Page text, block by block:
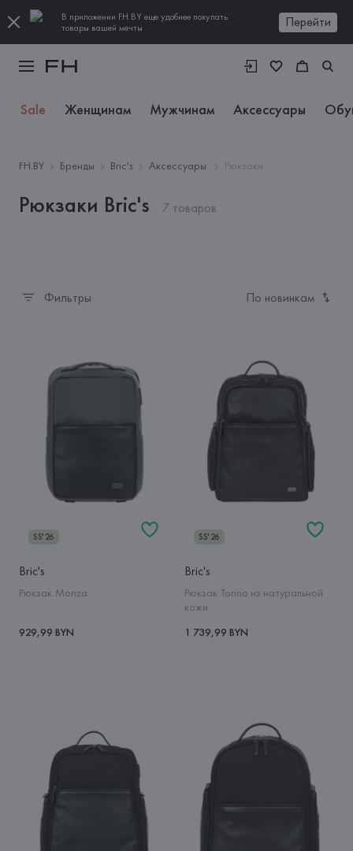
В приложении FH.BY еще удобнее покупать
товары вашей мечты
Перейти
Sale Женщинам Мужчинам Аксессуары
FH.BY Бренды Bric's Аксессуары Рюкзаки
Рюкзаки Bric's 7 товаров
Фильтры По новинкам
SS'26
Bric's
Рюкзак Monza
929,99 BYN
SS'26
Bric's
Рюкзак Torino из натуральной
кожи
1 739,99 BYN